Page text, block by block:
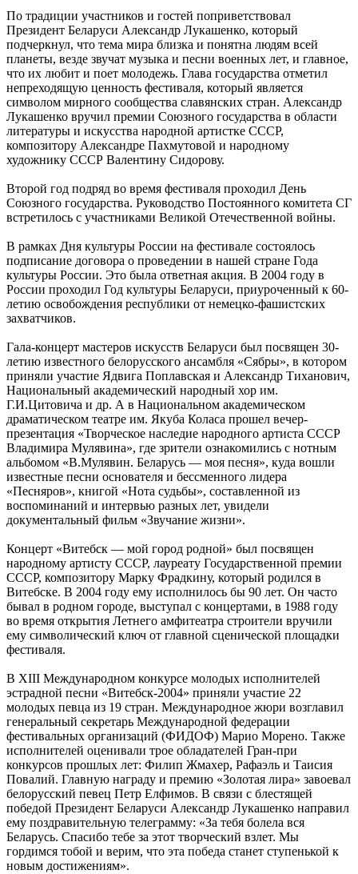
По традиции участников и гостей поприветствовал
Президент Беларуси Александр Лукашенко, который
подчеркнул, что тема мира близка и понятна людям всей
планеты, везде звучат музыка и песни военных лет, и главное,
что их любит и поет молодежь. Глава государства отметил
непреходящую ценность фестиваля, который является
символом мирного сообщества славянских стран. Александр
Лукашенко вручил премии Союзного государства в области
литературы и искусства народной артистке СССР,
композитору Александре Пахмутовой и народному
художнику СССР Валентину Сидорову.
Второй год подряд во время фестиваля проходил День
Союзного государства. Руководство Постоянного комитета СГ
встретилось с участниками Великой Отечественной войны.
В рамках Дня культуры России на фестивале состоялось
подписание договора о проведении в нашей стране Года
культуры России. Это была ответная акция. В 2004 году в
России проходил Год культуры Беларуси, приуроченный к 60-
летию освобождения республики от немецко-фашистских
захватчиков.
Гала-концерт мастеров искусств Беларуси был посвящен 30-
летию известного белорусского ансамбля «Сябры», в котором
приняли участие Ядвига Поплавская и Александр Тиханович,
Национальный академический народный хор им.
Г.И.Цитовича и др. А в Национальном академическом
драматическом театре им. Якуба Коласа прошел вечер-
презентация «Творческое наследие народного артиста СССР
Владимира Мулявина», где зрители ознакомились с нотным
альбомом «В.Мулявин. Беларусь — моя песня», куда вошли
известные песни основателя и бессменного лидера
«Песняров», книгой «Нота судьбы», составленной из
воспоминаний и интервью разных лет, увидели
документальный фильм «Звучание жизни».
Концерт «Витебск — мой город родной» был посвящен
народному артисту СССР, лауреату Государственной премии
СССР, композитору Марку Фрадкину, который родился в
Витебске. В 2004 году ему исполнилось бы 90 лет. Он часто
бывал в родном городе, выступал с концертами, в 1988 году
во время открытия Летнего амфитеатра строители вручили
ему символический ключ от главной сценической площадки
фестиваля.
В XIII Международном конкурсе молодых исполнителей
эстрадной песни «Витебск-2004» приняли участие 22
молодых певца из 19 стран. Международное жюри возглавил
генеральный секретарь Международной федерации
фестивальных организаций (ФИДОФ) Марио Морено. Также
исполнителей оценивали трое обладателей Гран-при
конкурсов прошлых лет: Филип Жмахер, Рафаэль и Таисия
Повалий. Главную награду и премию «Золотая лира» завоевал
белорусский певец Петр Елфимов. В связи с блестящей
победой Президент Беларуси Александр Лукашенко направил
ему поздравительную телеграмму: «За тебя болела вся
Беларусь. Спасибо тебе за этот творческий взлет. Мы
гордимся тобой и верим, что эта победа станет ступенькой к
новым достижениям».